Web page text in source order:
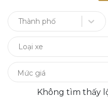
Thành phố
Loại xe
Mức giá
Không tìm thấy